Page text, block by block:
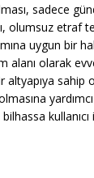
sadece
olumsuz etraf
uygun bir
alanı olarak
altyapıya
olmasına
kullanıcı